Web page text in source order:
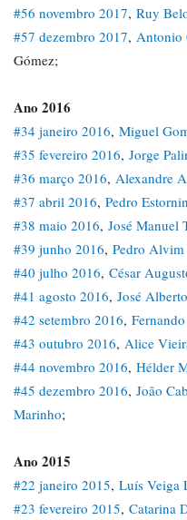
#56 novembro 2017, Ruy
#57 dezembro 2017, Antonio
Gómez;
Ano 2016
#34 janeiro 2016, Miguel
#35 fevereiro 2016, Jorge
#36 março 2016, Alexandre
#37 abril 2016, Pedro
#38 maio 2016, José Manuel
#39 junho 2016, Pedro Alvim
#40 julho 2016, César
#41 agosto 2016, José
#42 setembro 2016,
#43 outubro 2016, Alice
#44 novembro 2016, Hélder
#45 dezembro 2016, João
Marinho;
Ano 2015
#22 janeiro 2015, Luís Veiga
#23 fevereiro 2015, Catarina